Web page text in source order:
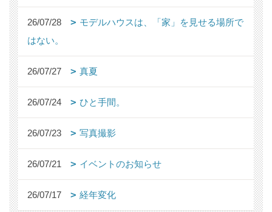
26/07/28
モデルハウスは、「家」を見せる場所で
はない。
26/07/27 真夏
26/07/24 ひと手間。
26/07/23 写真撮影
26/07/21 イベントのお知らせ
26/07/17 経年変化